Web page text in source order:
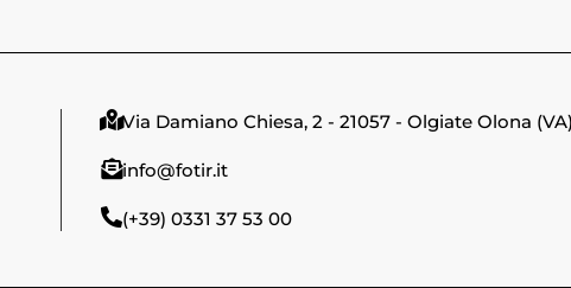
Via Damiano Chiesa, 2 - 21057 - Olgiate Olona
info@fotir.it
(+39) 0331 37 53 00